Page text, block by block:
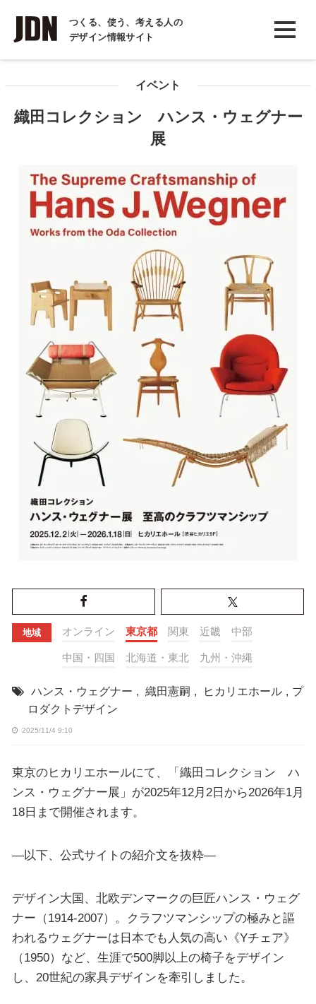
つくる、使う、考える人の
デザイン情報サイト
INTERVIEW
インタビュー
イベント
織田コレクション ハンス・ウェグナー
展
地域 オンライン 東京都 関東 近畿 中部
中国・四国 北海道・東北 九州・沖縄
ハンス・ウェグナー , 織田憲嗣 , ヒカリエホール , プ
ロダクトデザイン
2025/11/4 9:10
東京のヒカリエホールにて、「織田コレクション ハ
ンス・ウェグナー展」が2025年12月2日から2026年1月
18日まで開催されます。
—以下、公式サイトの紹介文を抜粋—
デザイン大国、北欧デンマークの巨匠ハンス・ウェグ
ナー（1914-2007）。クラフツマンシップの極みと謳
われるウェグナーは日本でも人気の高い《Yチェア》
（1950）など、生涯で500脚以上の椅子をデザイン
し、20世紀の家具デザインを牽引しました。